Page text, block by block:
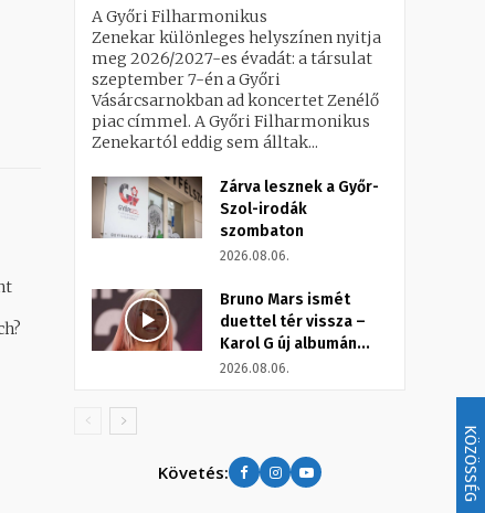
KÖZÖSSÉG
A Győri Filharmonikus
Zenekar különleges helyszínen nyitja
meg 2026/2027-es évadát: a társulat
szeptember 7-én a Győri
Vásárcsarnokban ad koncertet Zenélő
piac címmel. A Győri Filharmonikus
Zenekartól eddig sem álltak...
Zárva lesznek a Győr-
Szol-irodák
szombaton
2026.08.06.
Bruno Mars ismét
duettel tér vissza –
Karol G új albumán...
2026.08.06.
Követés: